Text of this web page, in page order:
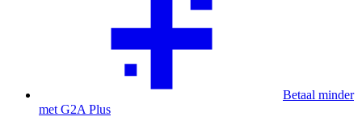
Betaal minder
met G2A Plus